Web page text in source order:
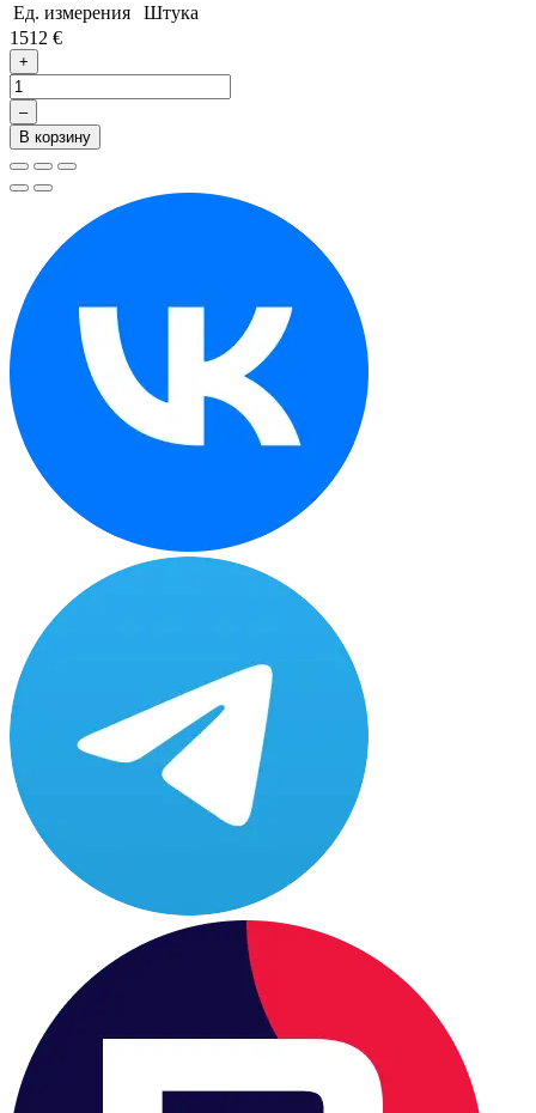
Ед. измерения
Штука
1512 €
+
–
В корзину